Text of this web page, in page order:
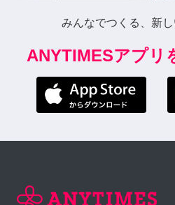
みんなでつくる、新し
ANYTIMESアプリ